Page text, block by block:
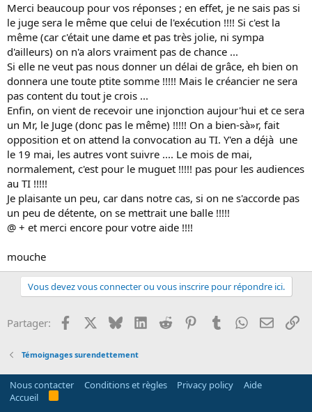
Merci beaucoup pour vos réponses ; en effet, je ne sais pas si
le juge sera le même que celui de l'exécution !!!! Si c'est la
même (car c'était une dame et pas très jolie, ni sympa
d'ailleurs) on n'a alors vraiment pas de chance ...
Si elle ne veut pas nous donner un délai de grâce, eh bien on
donnera une toute ptite somme !!!!! Mais le créancier ne sera
pas content du tout je crois ...
Enfin, on vient de recevoir une injonction aujour'hui et ce sera
un Mr, le Juge (donc pas le même) !!!!! On a bien-sà»r, fait
opposition et on attend la convocation au TI. Y'en a déjà une
le 19 mai, les autres vont suivre .... Le mois de mai,
normalement, c'est pour le muguet !!!!! pas pour les audiences
au TI !!!!!
Je plaisante un peu, car dans notre cas, si on ne s'accorde pas
un peu de détente, on se mettrait une balle !!!!!
@ + et merci encore pour votre aide !!!!
mouche
Vous devez vous connecter ou vous inscrire pour répondre ici.
Partager: Facebook BlueskyLinkedInReddit PinterestTumblrWhatsApp
Email
Témoignages surendettement
Nous contacter Conditions et règles Privacy policy
Aide
Accueil